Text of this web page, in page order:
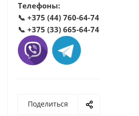
Телефоны:
📞 +375 (44) 760-64-74
📞 +375 (33) 665-64-74
Поделиться